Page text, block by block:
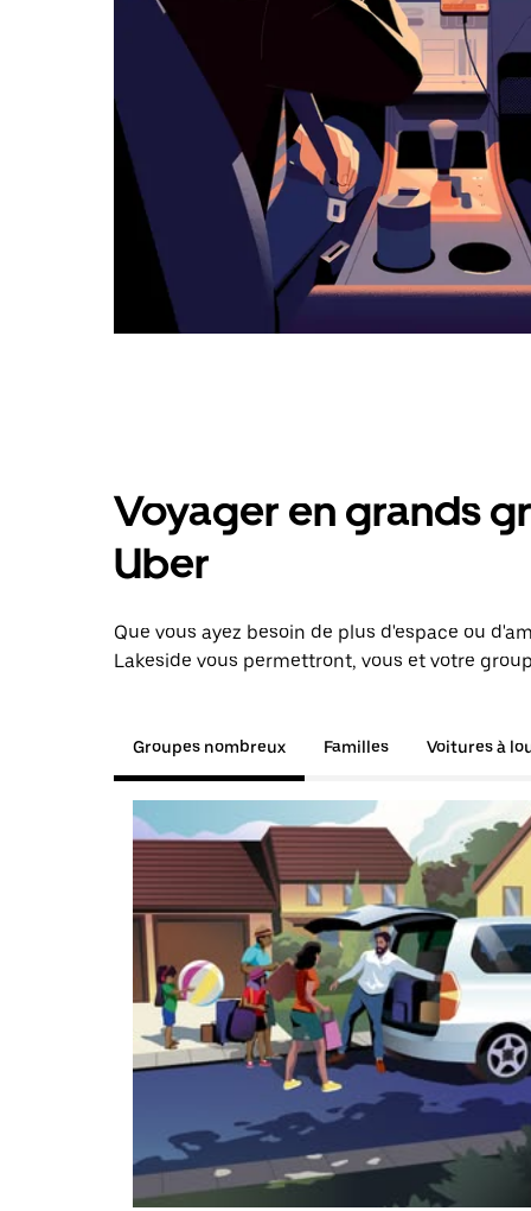
calendrier.
Voyager en grands
Uber
Que vous ayez besoin de plus d'espace ou
Lakeside vous permettront, vous et votre
Groupes nombreux Familles Voitures à